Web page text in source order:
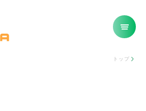
トップ